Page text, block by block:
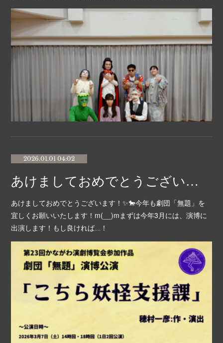
2026.01.01 04:02
あけましておめでとうございます！🎍
あけましておめでとうございます！✨🐎今年も劇団「無題」を
宜しくお願いいたします！m(__)mまずは今年3月には、演博に
出演します！もし良ければ‥‥！